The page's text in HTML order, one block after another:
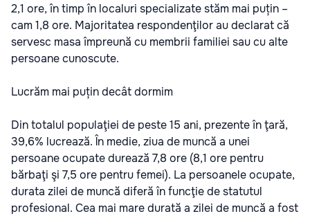
2,1 ore, în timp în localuri specializate stăm mai puțin –
cam 1,8 ore. Majoritatea respondenţilor au declarat că
servesc masa împreună cu membrii familiei sau cu alte
persoane cunoscute.
Lucrăm mai puțin decât dormim
Din totalul populaţiei de peste 15 ani, prezente în ţară,
39,6% lucrează. În medie, ziua de muncă a unei
persoane ocupate durează 7,8 ore (8,1 ore pentru
bărbaţi şi 7,5 ore pentru femei). La persoanele ocupate,
durata zilei de muncă diferă în funcţie de statutul
profesional. Cea mai mare durată a zilei de muncă a fost